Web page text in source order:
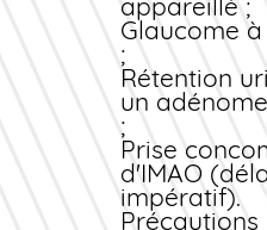
continu.
Glaucome
;
Rétention
un
;
Prise
d'IMAO
impératif).